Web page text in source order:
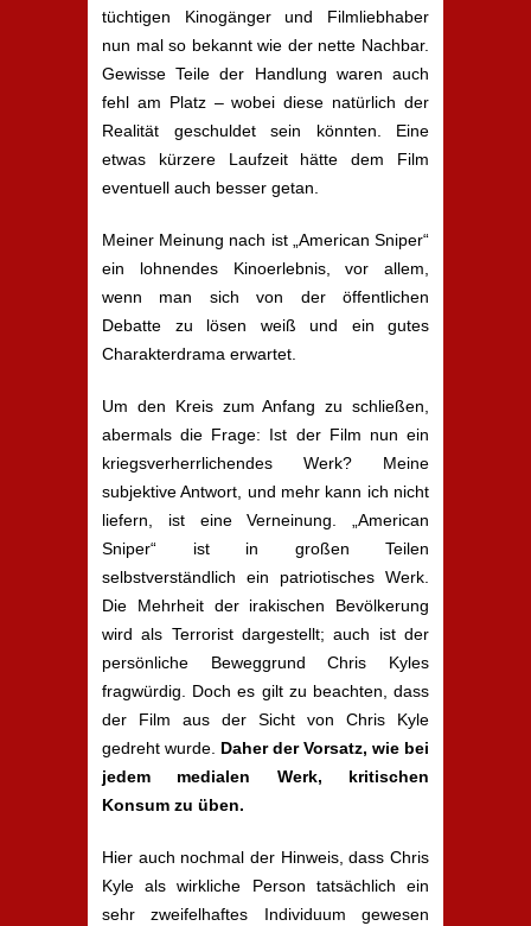
tüchtigen Kinogänger und Filmliebhaber
nun mal so bekannt wie der nette Nachbar.
Gewisse Teile der Handlung waren auch
fehl am Platz – wobei diese natürlich der
Realität geschuldet sein könnten. Eine
etwas kürzere Laufzeit hätte dem Film
eventuell auch besser getan.
Meiner Meinung nach ist „American Sniper“
ein lohnendes Kinoerlebnis, vor allem,
wenn man sich von der öffentlichen
Debatte zu lösen weiß und ein gutes
Charakterdrama erwartet.
Um den Kreis zum Anfang zu schließen,
abermals die Frage: Ist der Film nun ein
kriegsverherrlichendes Werk? Meine
subjektive Antwort, und mehr kann ich nicht
liefern, ist eine Verneinung. „American
Sniper“ ist in großen Teilen
selbstverständlich ein patriotisches Werk.
Die Mehrheit der irakischen Bevölkerung
wird als Terrorist dargestellt; auch ist der
persönliche Beweggrund Chris Kyles
fragwürdig. Doch es gilt zu beachten, dass
der Film aus der Sicht von Chris Kyle
gedreht wurde. Daher der Vorsatz, wie bei
jedem medialen Werk, kritischen
Konsum zu üben.
Hier auch nochmal der Hinweis, dass Chris
Kyle als wirkliche Person tatsächlich ein
sehr zweifelhaftes Individuum gewesen